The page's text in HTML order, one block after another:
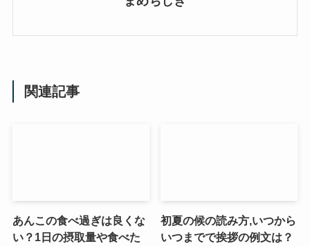
関連記事
あんこの食べ過ぎは良くな
い？1日の摂取量や食べた
初夏の候の読み方,いつから
いつまでで挨拶の例文は？